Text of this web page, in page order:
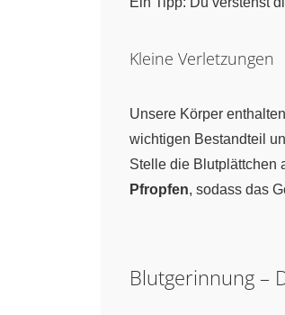
Kleine Verletzungen
Unsere Körper enthalten
wichtigen Bestandteil
Stelle die Blutplättchen
Pfropfen, sodass das
Blutgerinnung –